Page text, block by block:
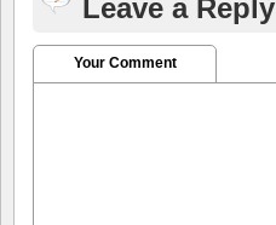
Leave a Reply
Your Comment